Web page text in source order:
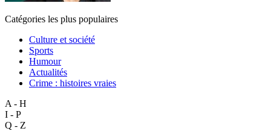
Catégories les plus populaires
Culture et société
Sports
Humour
Actualités
Crime : histoires vraies
A - H
I - P
Q - Z